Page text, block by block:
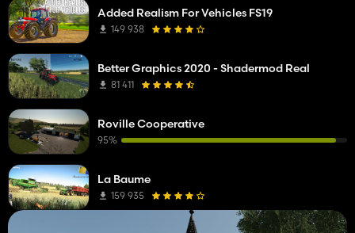
Added Realism For Vehicles FS19
149 938
Better Graphics 2020 - Shadermod Real
81 411
Roville Cooperative
95%
La Baume
159 935